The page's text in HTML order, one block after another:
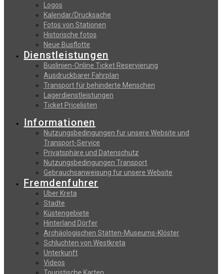
Logos
Kalendar/Drucksache
Fotos von Stationen
Historische fotos
Neue Busflotte
Dienstleistungen
Buslinien-Online Ticket Reservierung
Αusdruckbarer Fahrplan
Transport für behinderte Menschen
Lagerdienstleistungen
Ticket Pricelisten
Informationen
Nutzungsbedingungen fur unsere Website und
Transport-Service
Privatsphäre und Datenschutz
Nutzungsbedingungen Transport
Gebrauchsanweisung fur unsere Website
Fremdenfuhrer
Uber Kreta
Stadte
Küstengebiete
Hinterland Dörfer
Archäologischen Stätten-Museums-Klöster
Schluchten von Westkreta
Unterkunft
Videos
Touristische Karten